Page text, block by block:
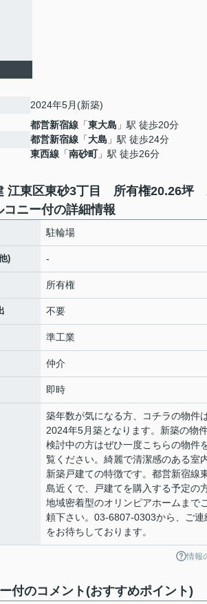
2024年5月(新築)
都営新宿線 「東大島 」駅 徒歩20分
都営新宿線 「大島 」駅 徒歩24分
東西線 「南砂町」駅 徒歩26分
江東区東砂3丁目 所有権20.26坪
コニー付の詳細情報
駐輪場
) -
所有権
不要
準工業
仲介
即時
築年数が気になる方、コチラの物件
2024年5月築となります。新築の物
検討中の方はぜひ一度こちらの物件
覧ください。綺麗で清潔感のある室
新築戸建ての特徴です。都営新宿線
島近くで、戸建てを購入する予定の
地域密着型のオリンピアホームまで
頼下さい。03-6807-0303から、ご連
をお待ちしております。
情報
のコメント(おすすめポイント)